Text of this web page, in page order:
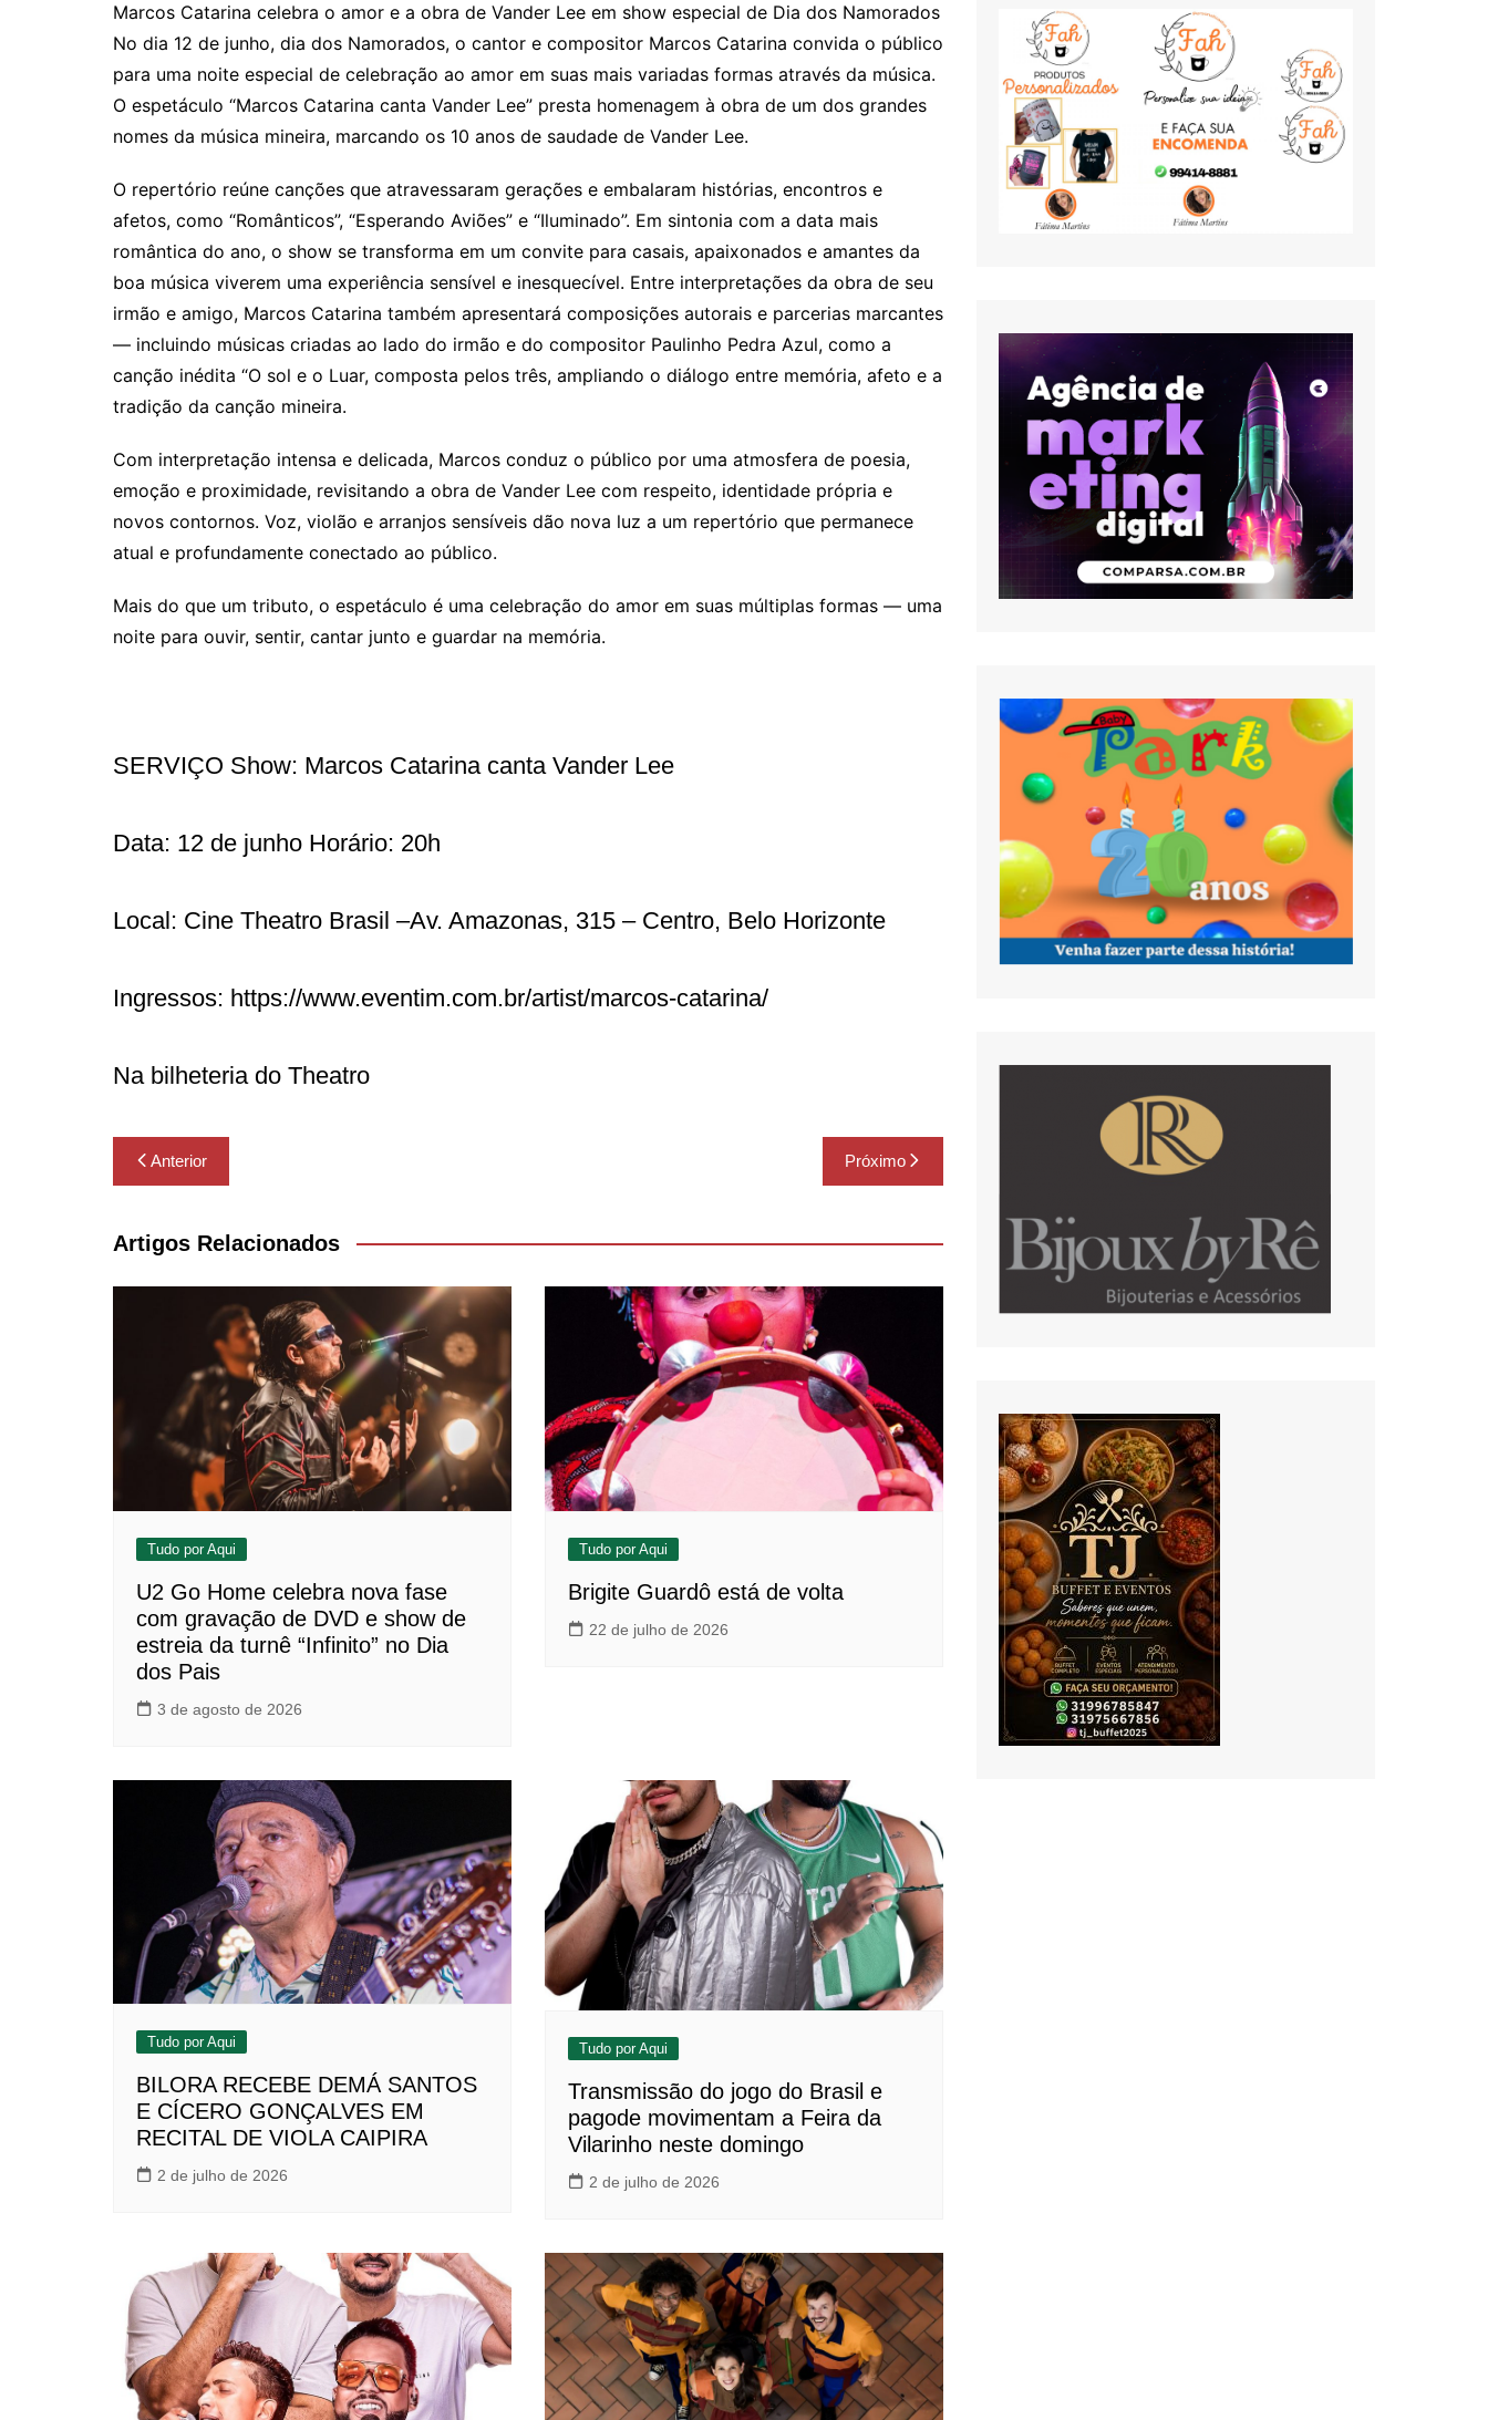
Marcos Catarina celebra o amor e a obra de Vander Lee em show especial de Dia dos Namorados
No dia 12 de junho, dia dos Namorados, o cantor e compositor Marcos Catarina convida o público
para uma noite especial de celebração ao amor em suas mais variadas formas através da música.
O espetáculo “Marcos Catarina canta Vander Lee” presta homenagem à obra de um dos grandes
nomes da música mineira, marcando os 10 anos de saudade de Vander Lee.
O repertório reúne canções que atravessaram gerações e embalaram histórias, encontros e
afetos, como “Românticos”, “Esperando Aviões” e “Iluminado”. Em sintonia com a data mais
romântica do ano, o show se transforma em um convite para casais, apaixonados e amantes da
boa música viverem uma experiência sensível e inesquecível. Entre interpretações da obra de seu
irmão e amigo, Marcos Catarina também apresentará composições autorais e parcerias marcantes
— incluindo músicas criadas ao lado do irmão e do compositor Paulinho Pedra Azul, como a
canção inédita “O sol e o Luar, composta pelos três, ampliando o diálogo entre memória, afeto e a
tradição da canção mineira.
Com interpretação intensa e delicada, Marcos conduz o público por uma atmosfera de poesia,
emoção e proximidade, revisitando a obra de Vander Lee com respeito, identidade própria e
novos contornos. Voz, violão e arranjos sensíveis dão nova luz a um repertório que permanece
atual e profundamente conectado ao público.
Mais do que um tributo, o espetáculo é uma celebração do amor em suas múltiplas formas — uma
noite para ouvir, sentir, cantar junto e guardar na memória.
SERVIÇO Show: Marcos Catarina canta Vander Lee
Data: 12 de junho Horário: 20h
Local: Cine Theatro Brasil –Av. Amazonas, 315 – Centro, Belo Horizonte
Ingressos: https://www.eventim.com.br/artist/marcos-catarina/
Na bilheteria do Theatro
Navegação
de
Post
Anterior Próximo
Artigos Relacionados
Tudo por Aqui
U2 Go Home celebra nova fase
com gravação de DVD e show de
estreia da turnê “Infinito” no Dia
dos Pais
3 de agosto de 2026
Tudo por Aqui
Brigite Guardô está de volta
22 de julho de 2026
Tudo por Aqui
BILORA RECEBE DEMÁ SANTOS
E CÍCERO GONÇALVES EM
RECITAL DE VIOLA CAIPIRA
2 de julho de 2026
Tudo por Aqui
Transmissão do jogo do Brasil e
pagode movimentam a Feira da
Vilarinho neste domingo
2 de julho de 2026